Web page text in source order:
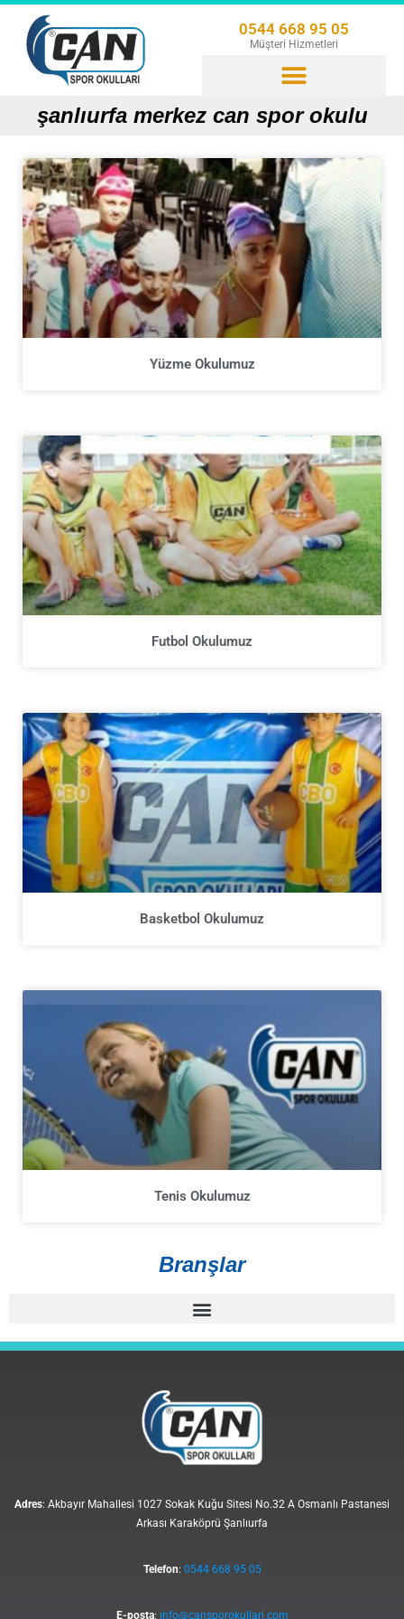
0544 668 95 05
Müşteri Hizmetleri
şanlıurfa merkez can spor okulu
Yüzme Okulumuz
Futbol Okulumuz
Basketbol Okulumuz
Tenis Okulumuz
Branşlar
Adres: Akbayır Mahallesi 1027 Sokak Kuğu Sitesi No.32 A Osmanlı Pastanesi
Arkası Karaköprü Şanlıurfa
Telefon: 0544 668 95 05
E-posta: info@cansporokullari.com